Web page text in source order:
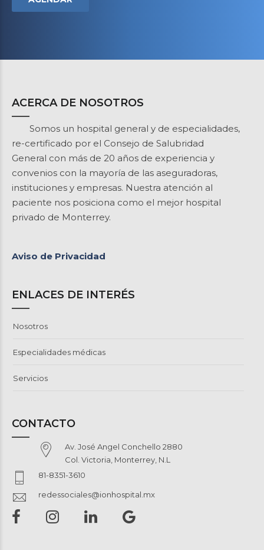
ACERCA DE NOSOTROS
Somos un hospital general y de especialidades,
re-certificado por el Consejo de Salubridad
General con más de 20 años de experiencia y
convenios con la mayoría de las aseguradoras,
instituciones y empresas. Nuestra atención al
paciente nos posiciona como el mejor hospital
privado de Monterrey.
Aviso de Privacidad
ENLACES DE INTERÉS
Nosotros
Especialidades médicas
Servicios
CONTACTO
Av. José Angel Conchello 2880
Col. Victoria, Monterrey, N.L
81-8351-3610
redessociales@ionhospital.mx